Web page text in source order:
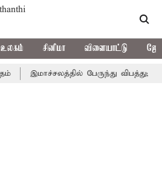
உலகம் சினிமா விளையாட்டு
இமாச்சலத்தில் பேருந்து விபத்து; 7 பேர்